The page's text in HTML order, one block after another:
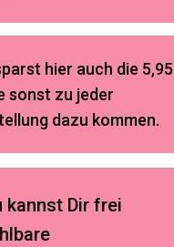
hier auch die 5,95
sonst zu jeder
dazu kommen.
kannst Dir frei